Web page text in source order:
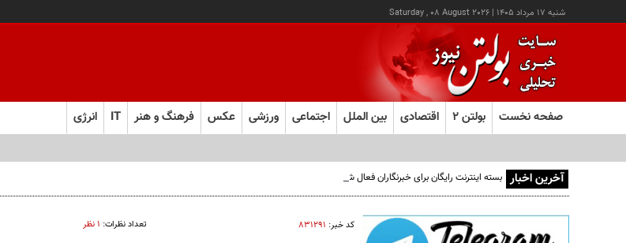
شنبه ۱۷ مرداد ۱۴۰۵ |
Saturday , 08 August 2026
صفحه نخست بولتن ۲ اقتصادی بین الملل اجتماعی ورزشی عکس فرهنگ و هنر IT انرژی
آخرین اخبار بسته اینترنت رایگان برای خبرنگاران فعال شد
کد خبر: ۸۳۱۲۹۱ تعداد نظرات: ۱ نظر